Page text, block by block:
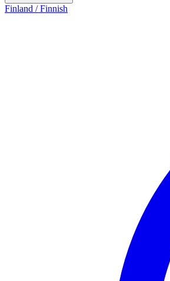
Finland / Finnish